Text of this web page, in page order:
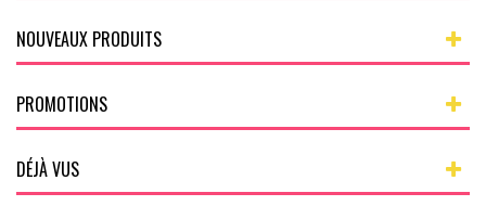
NOUVEAUX PRODUITS
PROMOTIONS
DÉJÀ VUS